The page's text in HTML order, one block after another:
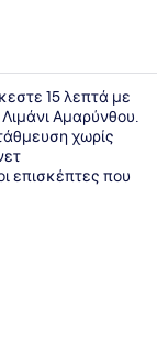
15 λεπτά με
Λιμάνι Αμαρύνθου.
χωρίς
επισκέπτες που
βουνού σε
ενώ οι